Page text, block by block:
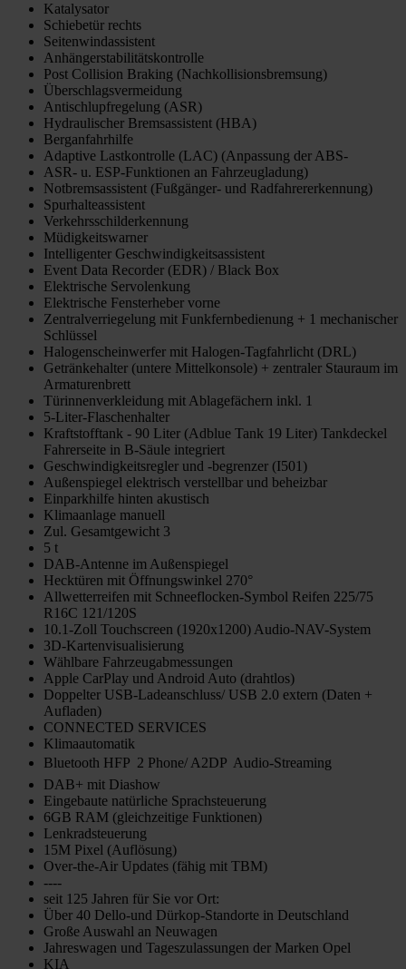
Katalysator
Schiebetür rechts
Seitenwindassistent
Anhängerstabilitätskontrolle
Post Collision Braking (Nachkollisionsbremsung)
Überschlagsvermeidung
Antischlupfregelung (ASR)
Hydraulischer Bremsassistent (HBA)
Berganfahrhilfe
Adaptive Lastkontrolle (LAC) (Anpassung der ABS-
ASR- u. ESP-Funktionen an Fahrzeugladung)
Notbremsassistent (Fußgänger- und Radfahrererkennung)
Spurhalteassistent
Verkehrsschilderkennung
Müdigkeitswarner
Intelligenter Geschwindigkeitsassistent
Event Data Recorder (EDR) / Black Box
Elektrische Servolenkung
Elektrische Fensterheber vorne
Zentralverriegelung mit Funkfernbedienung + 1 mechanischer
Schlüssel
Halogenscheinwerfer mit Halogen-Tagfahrlicht (DRL)
Getränkehalter (untere Mittelkonsole) + zentraler Stauraum im
Armaturenbrett
Türinnenverkleidung mit Ablagefächern inkl. 1
5-Liter-Flaschenhalter
Kraftstofftank - 90 Liter (Adblue Tank 19 Liter) Tankdeckel
Fahrerseite in B-Säule integriert
Geschwindigkeitsregler und -begrenzer (I501)
Außenspiegel elektrisch verstellbar und beheizbar
Einparkhilfe hinten akustisch
Klimaanlage manuell
Zul. Gesamtgewicht 3
5 t
DAB-Antenne im Außenspiegel
Hecktüren mit Öffnungswinkel 270°
Allwetterreifen mit Schneeflocken-Symbol Reifen 225/75
R16C 121/120S
10.1-Zoll Touchscreen (1920x1200) Audio-NAV-System
3D-Kartenvisualisierung
Wählbare Fahrzeugabmessungen
Apple CarPlay und Android Auto (drahtlos)
Doppelter USB-Ladeanschluss/ USB 2.0 extern (Daten +
Aufladen)
CONNECTED SERVICES
Klimaautomatik
Bluetooth HFP  2 Phone/ A2DP  Audio-Streaming
DAB+ mit Diashow
Eingebaute natürliche Sprachsteuerung
6GB RAM (gleichzeitige Funktionen)
Lenkradsteuerung
15M Pixel (Auflösung)
Over-the-Air Updates (fähig mit TBM)
----
seit 125 Jahren für Sie vor Ort:
Über 40 Dello-und Dürkop-Standorte in Deutschland
Große Auswahl an Neuwagen
Jahreswagen und Tageszulassungen der Marken Opel
KIA